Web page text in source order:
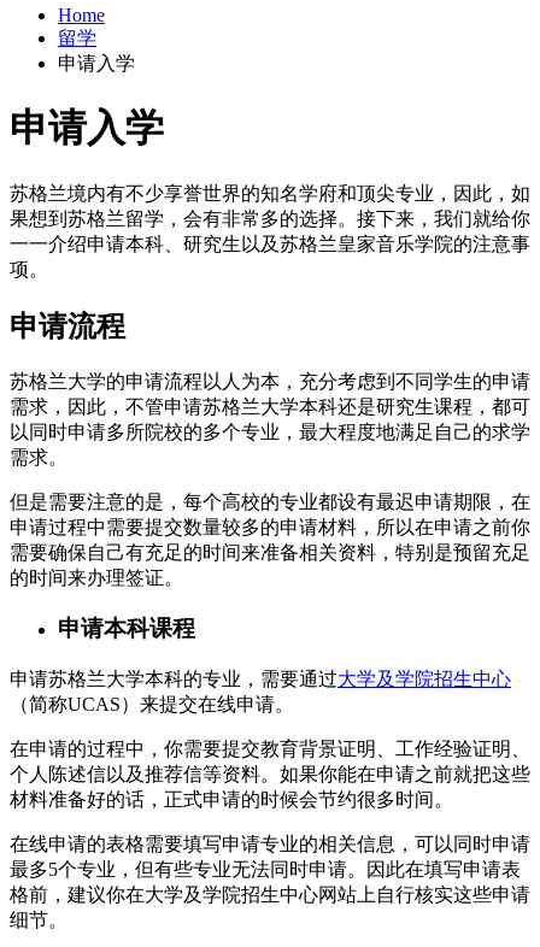
Home
留学
申请入学
申请入学
苏格兰境内有不少享誉世界的知名学府和顶尖专业，因此，如
果想到苏格兰留学，会有非常多的选择。接下来，我们就给你
一一介绍申请本科、研究生以及苏格兰皇家音乐学院的注意事
项。
申请流程
苏格兰大学的申请流程以人为本，充分考虑到不同学生的申请
需求，因此，不管申请苏格兰大学本科还是研究生课程，都可
以同时申请多所院校的多个专业，最大程度地满足自己的求学
需求。
但是需要注意的是，每个高校的专业都设有最迟申请期限，在
申请过程中需要提交数量较多的申请材料，所以在申请之前你
需要确保自己有充足的时间来准备相关资料，特别是预留充足
的时间来办理签证。
申请本科课程
申请苏格兰大学本科的专业，需要通过大学及学院招生中心
（简称UCAS）来提交在线申请。
在申请的过程中，你需要提交教育背景证明、工作经验证明、
个人陈述信以及推荐信等资料。如果你能在申请之前就把这些
材料准备好的话，正式申请的时候会节约很多时间。
在线申请的表格需要填写申请专业的相关信息，可以同时申请
最多5个专业，但有些专业无法同时申请。因此在填写申请表
格前，建议你在大学及学院招生中心网站上自行核实这些申请
细节。